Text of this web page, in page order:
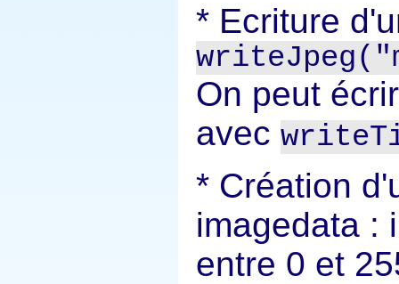
Ecriture
On peut
avec
Création
imagedata :
entre 0 et